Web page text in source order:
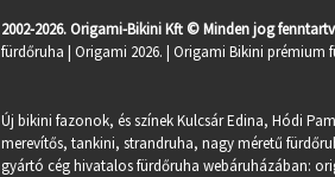
2002-2026. Origami-Bikini Kft © Minden jog
fürdőruha | Origami 2026. | Origami Bikini prémium
Új bikini fazonok, és színek Kulcsár Edina, Hódi
merevítős, tankini, strandruha, nagy méretű
gyártó cég hivatalos fürdőruha webáruházában: